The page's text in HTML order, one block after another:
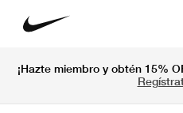
¡Hazte miembro y obtén 15%